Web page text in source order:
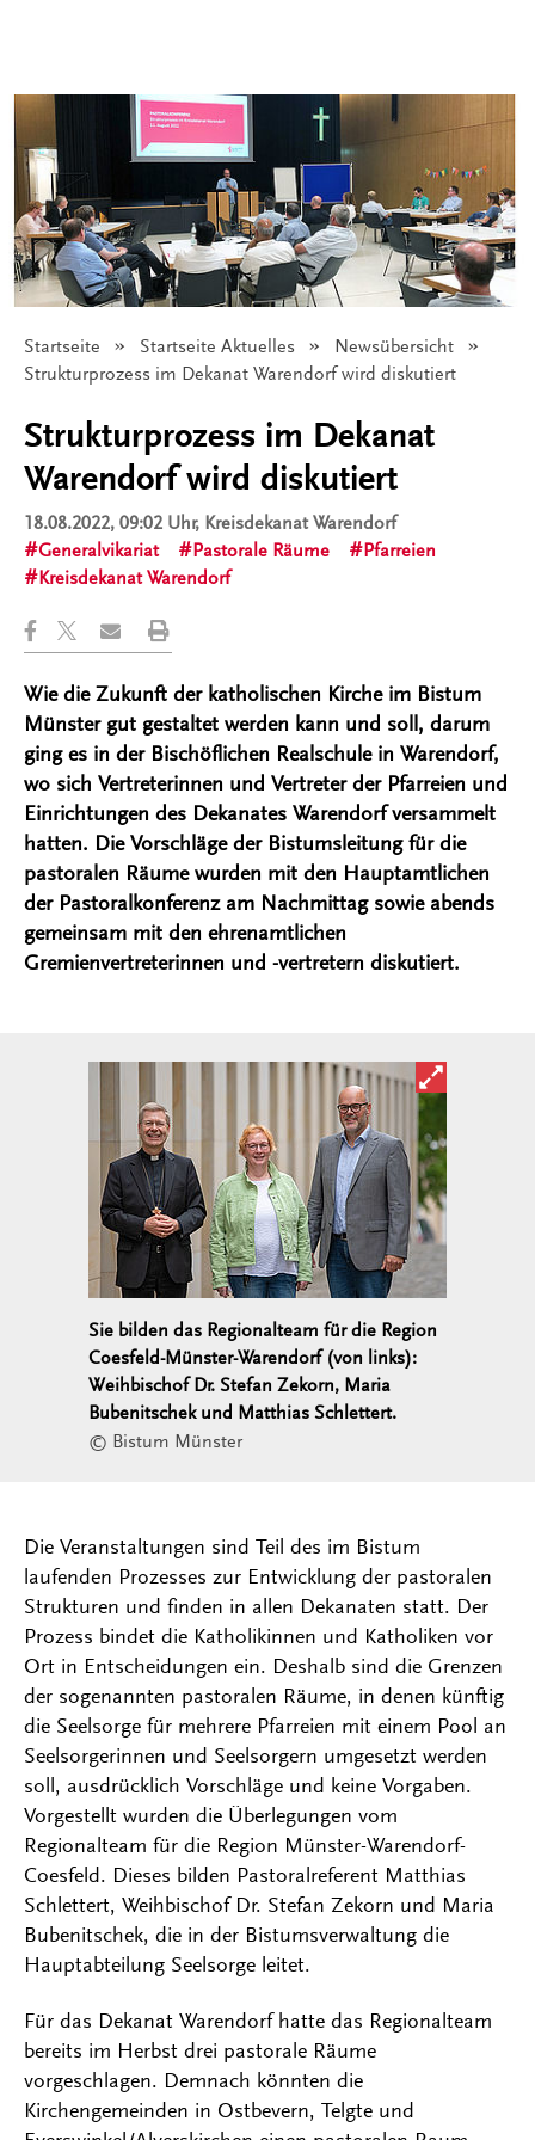
Startseite Startseite Aktuelles
Newsübersicht
Angezeigt:
Strukturprozess im Dekanat Warendorf wird diskutiert
Strukturprozess im Dekanat
Warendorf wird diskutiert
18.08.2022, 09:02 Uhr, Kreisdekanat Warendorf
Generalvikariat
Pastorale Räume
Pfarreien
Kreisdekanat Warendorf
Wie die Zukunft der katholischen Kirche im Bistum
Münster gut gestaltet werden kann und soll, darum
ging es in der Bischöflichen Realschule in Warendorf,
wo sich Vertreterinnen und Vertreter der Pfarreien und
Einrichtungen des Dekanates Warendorf versammelt
hatten. Die Vorschläge der Bistumsleitung für die
pastoralen Räume wurden mit den Hauptamtlichen
der Pastoralkonferenz am Nachmittag sowie abends
gemeinsam mit den ehrenamtlichen
Gremienvertreterinnen und -vertretern diskutiert.
Bild in
Sie bilden das Regionalteam für die Region
Coesfeld-Münster-Warendorf (von links):
Weihbischof Dr. Stefan Zekorn, Maria
Bubenitschek und Matthias Schlettert.
© Bistum Münster
Die Veranstaltungen sind Teil des im Bistum
laufenden Prozesses zur Entwicklung der pastoralen
Strukturen und finden in allen Dekanaten statt. Der
Prozess bindet die Katholikinnen und Katholiken vor
Ort in Entscheidungen ein. Deshalb sind die Grenzen
der sogenannten pastoralen Räume, in denen künftig
die Seelsorge für mehrere Pfarreien mit einem Pool an
Seelsorgerinnen und Seelsorgern umgesetzt werden
soll, ausdrücklich Vorschläge und keine Vorgaben.
Vorgestellt wurden die Überlegungen vom
Regionalteam für die Region Münster-Warendorf-
Coesfeld. Dieses bilden Pastoralreferent Matthias
Schlettert, Weihbischof Dr. Stefan Zekorn und Maria
Bubenitschek, die in der Bistumsverwaltung die
Hauptabteilung Seelsorge leitet.
Für das Dekanat Warendorf hatte das Regionalteam
bereits im Herbst drei pastorale Räume
vorgeschlagen. Demnach könnten die
Kirchengemeinden in Ostbevern, Telgte und